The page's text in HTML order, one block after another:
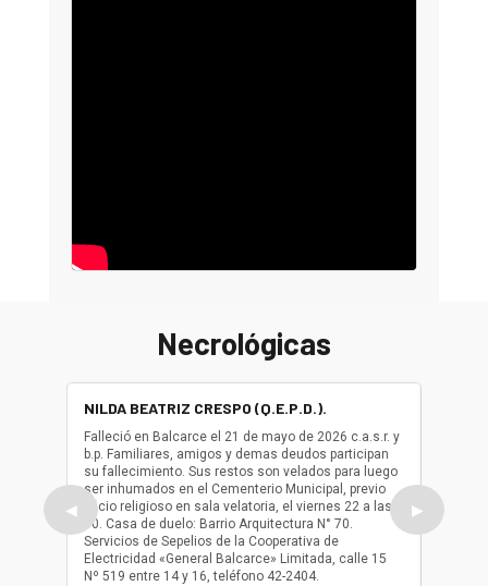
Necrológicas
◀
NILDA BEATRIZ CRESPO (Q.E.P.D.).
Falleció en Balcarce el 21 de mayo de 2026 c.a.s.r. y
b.p. Familiares, amigos y demas deudos participan
su fallecimiento. Sus restos son velados para luego
ser inhumados en el Cementerio Municipal, previo
oficio religioso en sala velatoria, el viernes 22 a las
10. Casa de duelo: Barrio Arquitectura N° 70.
Servicios de Sepelios de la Cooperativa de
Electricidad «General Balcarce» Limitada, calle 15
Nº 519 entre 14 y 16, teléfono 42-2404.
ser
oficio
▶